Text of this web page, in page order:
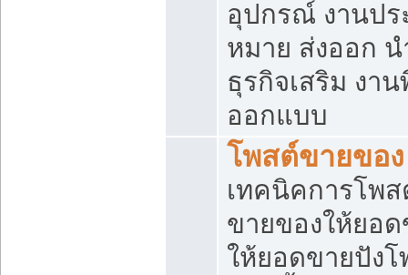
อุปกรณ์ งานป
หมาย ส่งออก น
ธุรกิจเสริม งา
ออกแบบ
โพสต์ขายของ
เทคนิคการโพ
ขายของให้ยอ
ให้ยอดขายปัง